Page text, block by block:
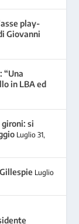
play-
Giovanni
“Una
in LBA ed
gironi: si
Luglio 31,
Luglio